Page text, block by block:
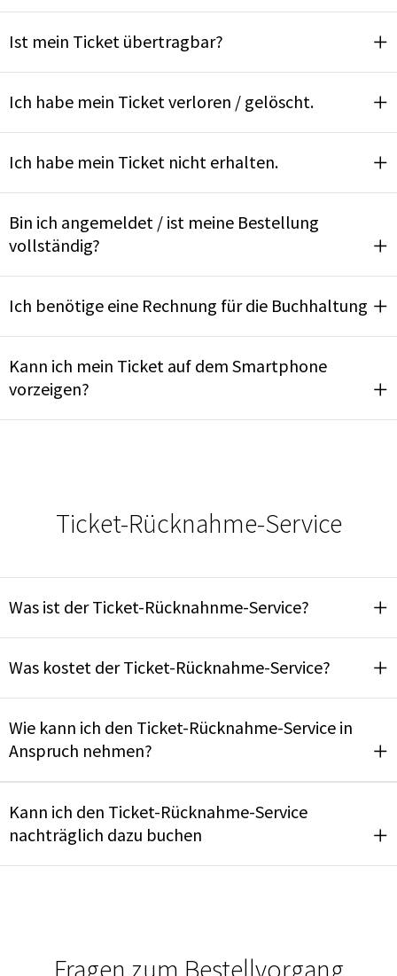
Ist mein Ticket übertragbar?
Ich habe mein Ticket verloren / gelöscht.
Ich habe mein Ticket nicht erhalten.
Bin ich angemeldet / ist meine Bestellung
vollständig?
Ich benötige eine Rechnung für die Buchhaltung
Kann ich mein Ticket auf dem Smartphone
vorzeigen?
Ticket-Rücknahme-Service
Was ist der Ticket-Rücknahnme-Service?
Was kostet der Ticket-Rücknahme-Service?
Wie kann ich den Ticket-Rücknahme-Service in
Anspruch nehmen?
Kann ich den Ticket-Rücknahme-Service
nachträglich dazu buchen
Fragen zum Bestellvorgang